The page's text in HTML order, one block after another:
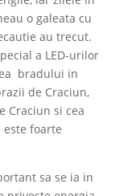
o galeata cu
au trecut.
a LED-urilor
bradului in
de Craciun,
Craciun si cea
foarte
sa se ia in